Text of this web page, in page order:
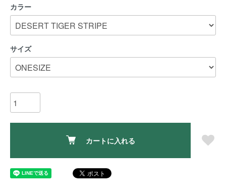
カラー
サイズ
カートに入れる